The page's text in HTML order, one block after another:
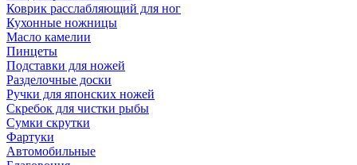
Коврик расслабляющий для ног
Кухонные ножницы
Масло камелии
Пинцеты
Подставки для ножей
Разделочные доски
Ручки для японских ножей
Скребок для чистки рыбы
Сумки скрутки
Фартуки
Автомобильные